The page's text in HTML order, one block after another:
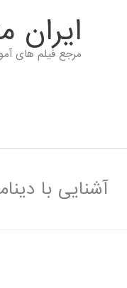
ايران
مرجع فیلم های
آشنايی با